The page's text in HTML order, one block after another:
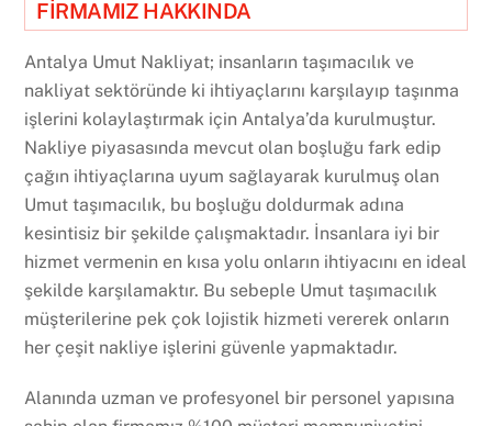
FİRMAMIZ HAKKINDA
Antalya Umut Nakliyat; insanların taşımacılık ve
nakliyat sektöründe ki ihtiyaçlarını karşılayıp taşınma
işlerini kolaylaştırmak için Antalya’da kurulmuştur.
Nakliye piyasasında mevcut olan boşluğu fark edip
çağın ihtiyaçlarına uyum sağlayarak kurulmuş olan
Umut taşımacılık, bu boşluğu doldurmak adına
kesintisiz bir şekilde çalışmaktadır. İnsanlara iyi bir
hizmet vermenin en kısa yolu onların ihtiyacını en ideal
şekilde karşılamaktır. Bu sebeple Umut taşımacılık
müşterilerine pek çok lojistik hizmeti vererek onların
her çeşit nakliye işlerini güvenle yapmaktadır.
Alanında uzman ve profesyonel bir personel yapısına